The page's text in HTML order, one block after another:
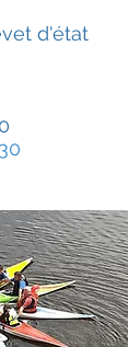
d'état